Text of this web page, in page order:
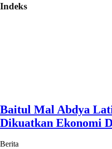
Indeks
Baitul Mal Abdya
Dikuatkan Ekonomi
Berita